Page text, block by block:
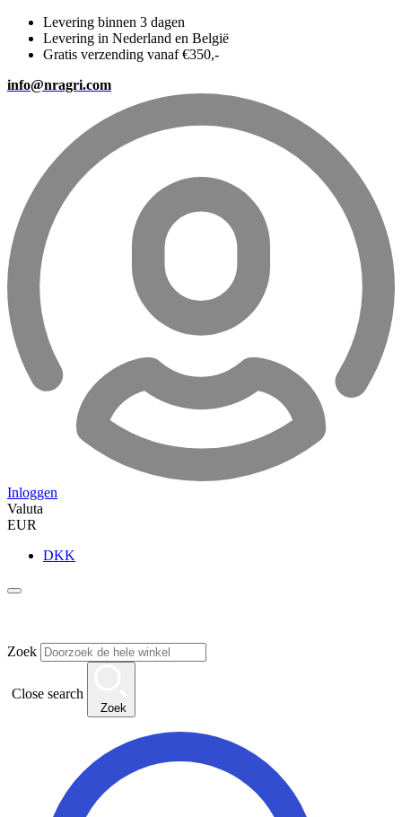
Levering binnen 3 dagen
Levering in Nederland en België
Gratis verzending vanaf €350,-
info@nragri.com
Inloggen
Valuta
EUR
DKK
Zoek
Close search
Zoek